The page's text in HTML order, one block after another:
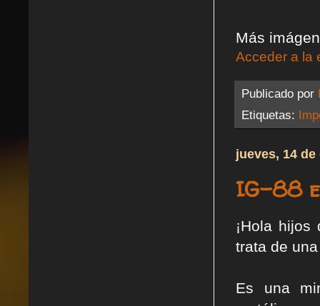
Más
Acceder a la
Publicado por
Etiquetas:
jueves, 14
IG-88
¡Hola
trata de
Es una